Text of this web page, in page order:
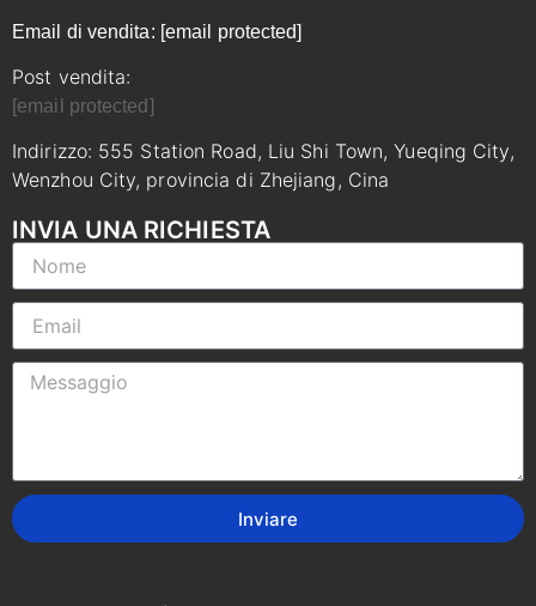
Email di vendita: [email protected]
Post vendita:
[email protected]
Indirizzo: 555 Station Road, Liu Shi Town, Yueqing City,
Wenzhou City, provincia di Zhejiang, Cina
INVIA UNA RICHIESTA
Inviare